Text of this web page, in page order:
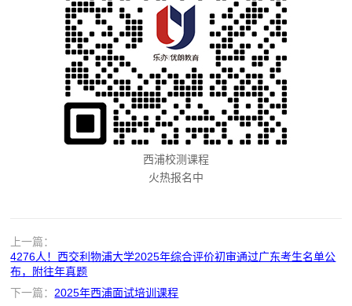
西浦校测课程
火热报名中
上一篇：
4276人！西交利物浦大学2025年综合评价初审通过广东考生名单公
布，附往年真题
下一篇： 2025年西浦面试培训课程